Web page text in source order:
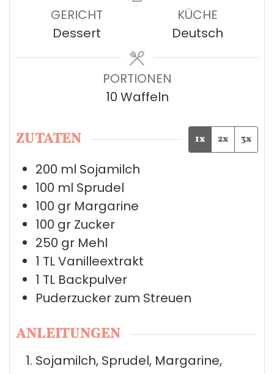
GERICHT
Dessert
KÜCHE
Deutsch
PORTIONEN
10 Waffeln
ZUTATEN 1x 2x 3x
200 ml Sojamilch
100 ml Sprudel
100 gr Margarine
100 gr Zucker
250 gr Mehl
1 TLVanilleextrakt
1 TL Backpulver
Puderzucker zum Streuen
ANLEITUNGEN
Sojamilch, Sprudel, Margarine,